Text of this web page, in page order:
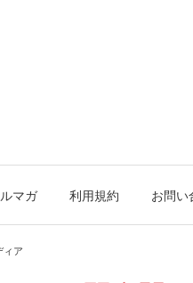
ルマガ 利用規約 お問い
ィア